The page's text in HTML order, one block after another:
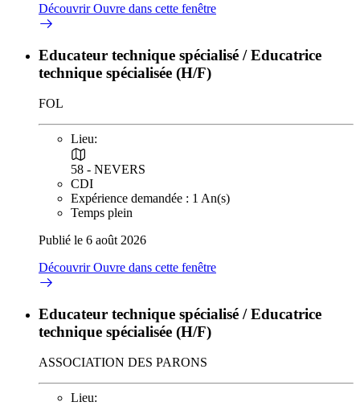
DécouvrirOuvre dans cette fenêtre
Educateur technique spécialisé / Educatrice
technique spécialisée (H/F)
FOL
Lieu:
58 - NEVERS
CDI
Expérience demandée : 1 An(s)
Temps plein
Publié le 6 août 2026
DécouvrirOuvre dans cette fenêtre
Educateur technique spécialisé / Educatrice
technique spécialisée (H/F)
ASSOCIATION DES PARONS
Lieu: